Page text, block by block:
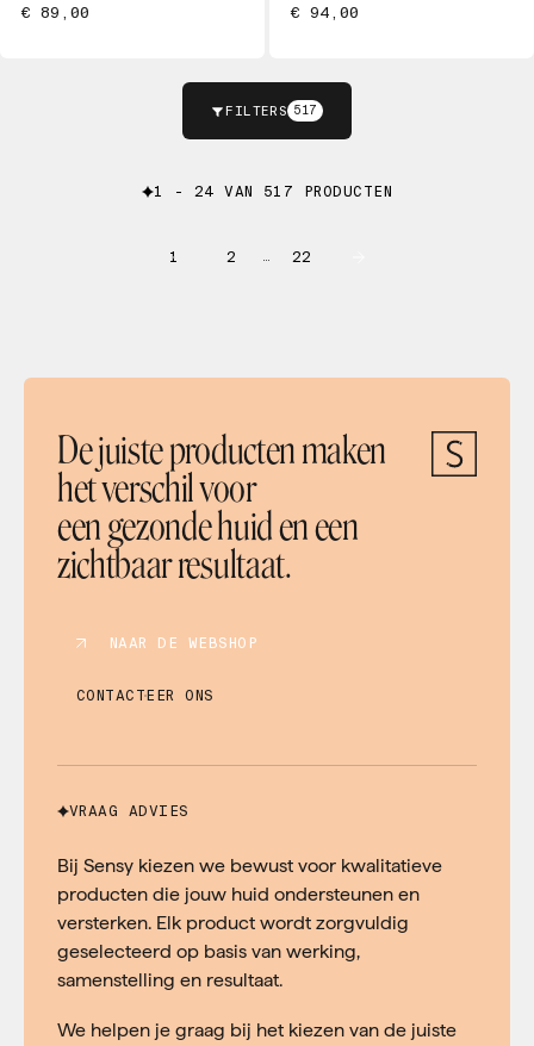
€ 89,00 € 94,00
FILTERS 517
1 - 24 VAN 517 PRODUCTEN
1 2 … 22
De juiste producten maken
het verschil voor
een gezonde huid en een
zichtbaar resultaat.
NAAR DE WEBSHOP
CONTACTEER ONS
VRAAG ADVIES
Bij Sensy kiezen we bewust voor kwalitatieve
producten die jouw huid ondersteunen en
versterken. Elk product wordt zorgvuldig
geselecteerd op basis van werking,
samenstelling en resultaat.
We helpen je graag bij het kiezen van de juiste